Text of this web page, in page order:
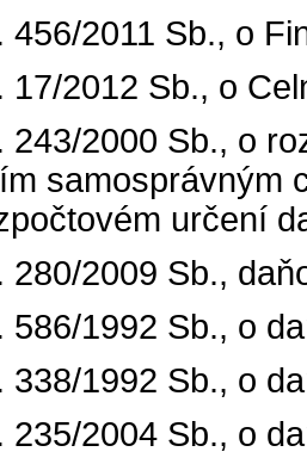
456/2011 Sb., o
17/2012 Sb., o
243/2000 Sb., o
samosprávným
určení
280/2009 Sb.,
586/1992 Sb., o
338/1992 Sb., o
235/2004 Sb., o